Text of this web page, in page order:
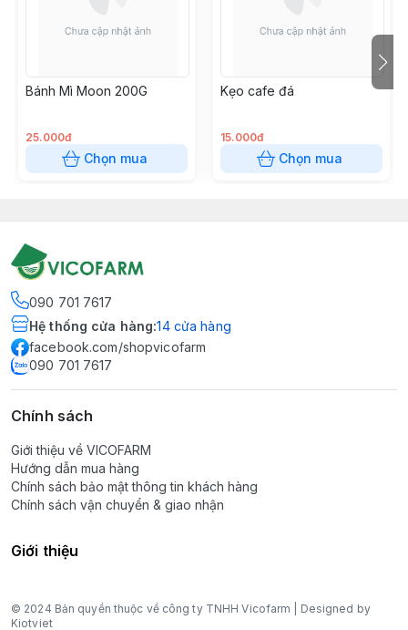
Bánh Mì Moon 200G
25.000đ
Chọn mua
Kẹo cafe đá
15.000đ
Chọn mua
090 701 7617
Hệ thống cửa hàng:14 cửa hàng
facebook.com/shopvicofarm
090 701 7617
Chính sách
Giới thiệu về VICOFARM
Hướng dẫn mua hàng
Chính sách bảo mật thông tin khách hàng
Chính sách vận chuyển & giao nhận
Giới thiệu
© 2024 Bản quyền thuộc về công ty TNHH Vicofarm | Designed by
Kiotviet